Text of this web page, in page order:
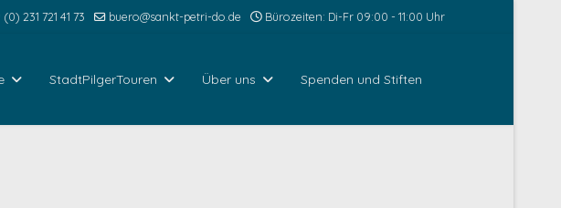
231 721 41 73 buero@sankt-petri-do.de Bürozeiten: Di-Fr 09:00 - 11:00 Uhr
StadtPilgerTouren Über uns Spenden und Stiften